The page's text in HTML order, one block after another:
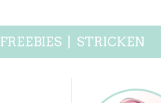
FREEBIES STRICKEN